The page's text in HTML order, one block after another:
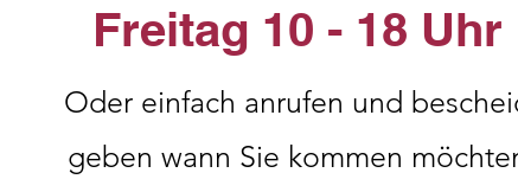
Freitag 10 - 18 Uhr
Oder einfach anrufen und
geben wann Sie kommen